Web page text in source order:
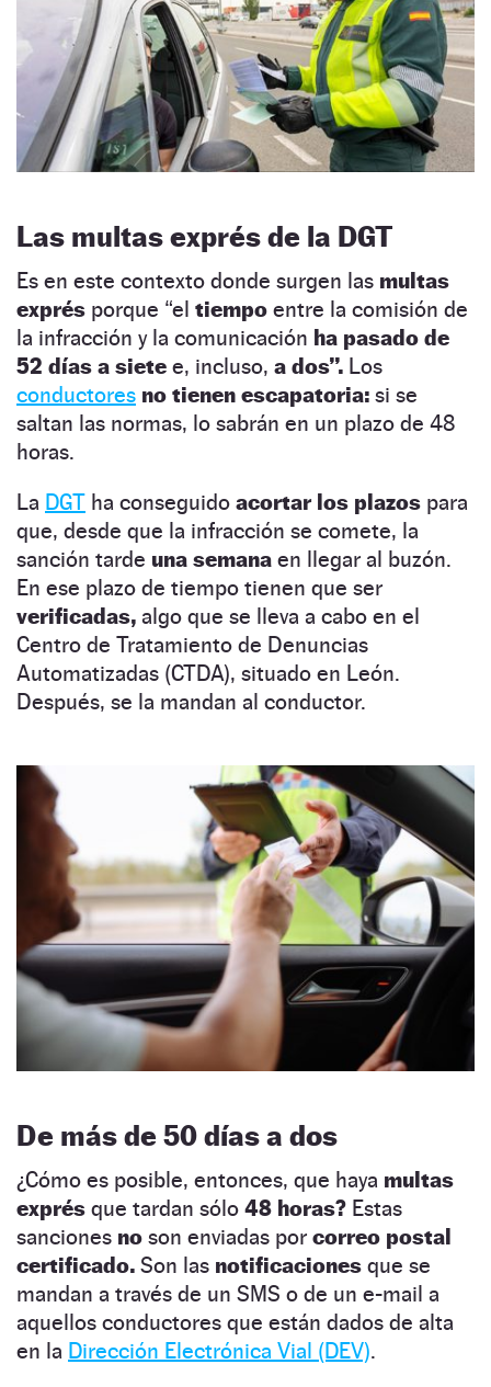
Las multas exprés de la DGT
Es en este contexto donde surgen las multas
exprés porque “el tiempo entre la comisión de
la infracción y la comunicación ha pasado de
52 días a siete e, incluso, a dos”. Los
conductores no tienen escapatoria: si se
saltan las normas, lo sabrán en un plazo de 48
horas.
La DGT ha conseguido acortar los plazos para
que, desde que la infracción se comete, la
sanción tarde una semana en llegar al buzón.
En ese plazo de tiempo tienen que ser
verificadas, algo que se lleva a cabo en el
Centro de Tratamiento de Denuncias
Automatizadas (CTDA), situado en León.
Después, se la mandan al conductor.
De más de 50 días a dos
¿Cómo es posible, entonces, que haya multas
exprés que tardan sólo 48 horas? Estas
sanciones no son enviadas por correo postal
certificado. Son las notificaciones que se
mandan a través de un SMS o de un e-mail a
aquellos conductores que están dados de alta
en la Dirección Electrónica Vial (DEV).